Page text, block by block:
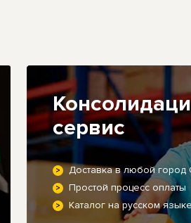
сервис
Доставка в любой город
Простой процесс оплаты
Каталог на русском языке